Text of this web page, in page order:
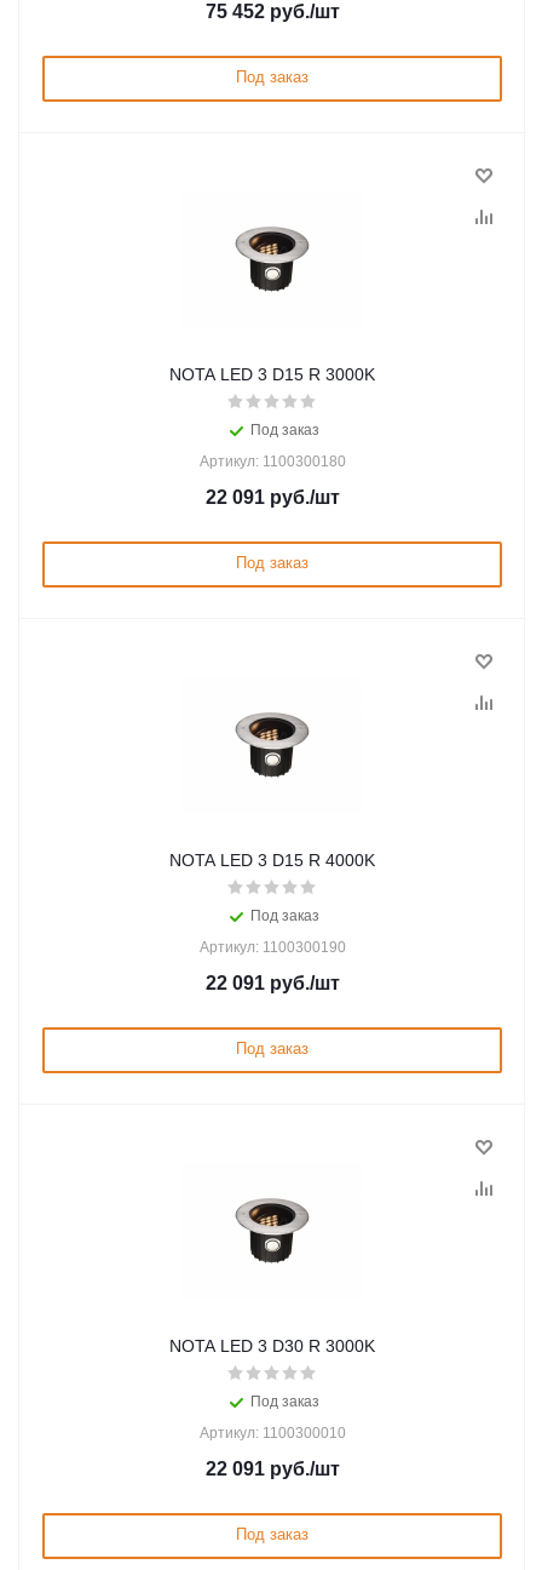
75 452руб./шт
Под заказ
NOTA LED 3 D15 R 3000K
Под заказ
Артикул: 1100300180
22 091руб./шт
Под заказ
NOTA LED 3 D15 R 4000K
Под заказ
Артикул: 1100300190
22 091руб./шт
Под заказ
NOTA LED 3 D30 R 3000K
Под заказ
Артикул: 1100300010
22 091руб./шт
Под заказ